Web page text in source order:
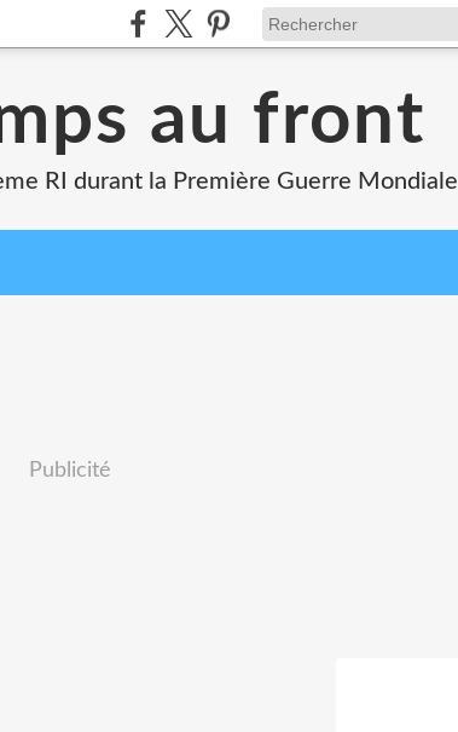
au front
RI durant la Première Guerre Mondiale
Publicité